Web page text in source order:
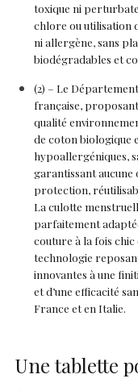
toxique ni
chlore ou utilisation
ni allergène, sans
biodégradables et
(2) – Le
française,
qualité
de coton biologique
hypoallergéniques,
garantissant aucune
protection,
La culotte
parfaitement
couture à la fois
technologie
innovantes à une
et d’une efficacité
France et en Italie.
Une tablette